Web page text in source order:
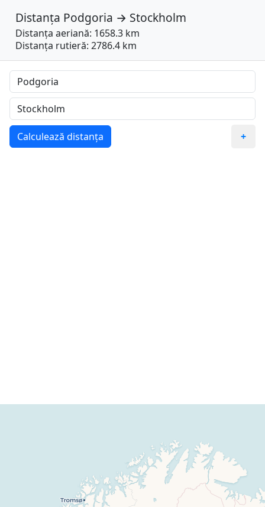
Distanța Podgoria → Stockholm
Distanța aeriană: 1658.3 km
Distanța rutieră: 2786.4 km
Calculează distanța +